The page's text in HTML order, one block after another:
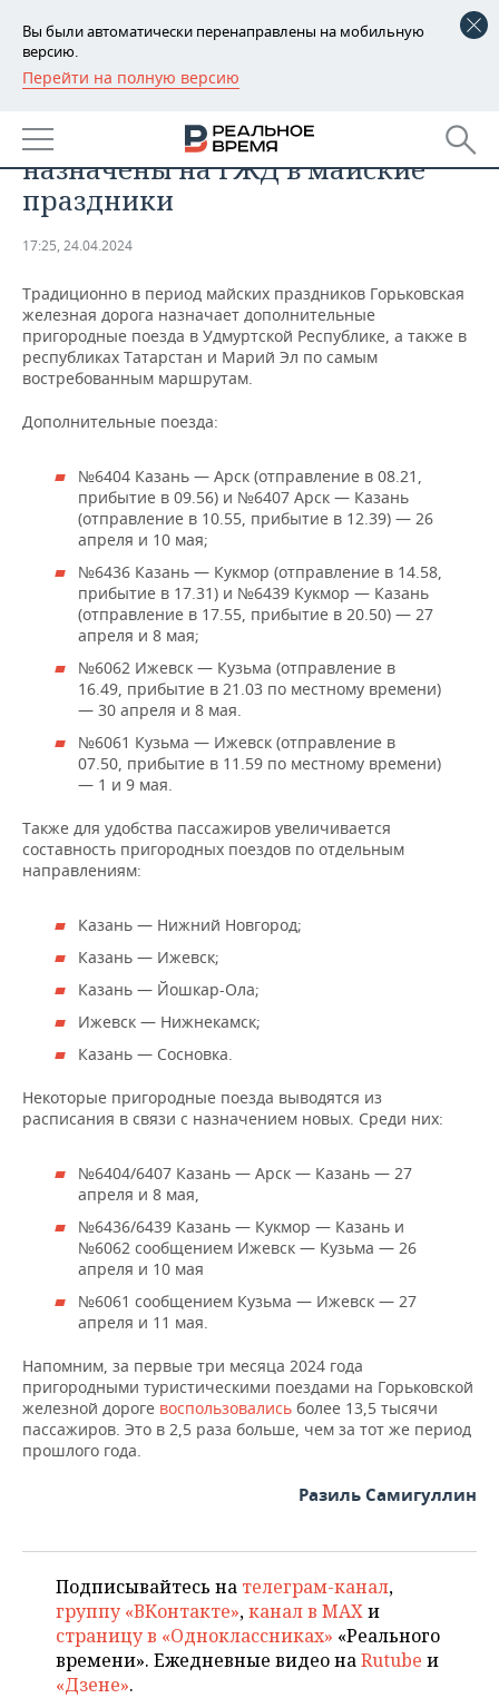
Вы были автоматически перенаправлены на мобильную
версию.
Перейти на полную версию
РЕГИОНЫ
БАШКОРТОСТАН
ТАТАРСТАН
НОВОСТИ
АНАЛИТИКА
ДЕКЛАРАЦИИ О ДОХОДАХ
КОРОЛИ ГОСЗАКАЗА ПФО
ВУЗЫ ТАТАРСТАНА
ТАТАРСТАНА
НОВОСТИ ЭКОНОМИКИ
ФИНАНСЫ
БАНКИ
ИНВЕСТИЦИИ
ПРОМЫШЛЕННОСТЬ
НОВОСТИ
ПРОМЫШЛЕННОСТИ
НЕФТЕХИМИЯ
ЭНЕРГЕТИКА
НЕДВИЖИМОСТЬ
НОВОСТИ НЕДВИЖИМОСТИ
АВТО
НОВОСТИ БИЗНЕСА
РОЗНИЧНАЯ ТОРГОВЛЯ
ТРАНСПОРТ
УСЛУГИ
ТЕХНОЛОГИИ
НОВОСТИ ТЕХНОЛОГИЙ
МЕДИА
ТЕЛЕКОММУНИКАЦИИ
МЕРОПРИЯТИЯ
НОВОСТИ МЕРОПРИЯТИЙ
ВЫЕЗДНАЯ РЕДАКЦИЯ
БИЗНЕС-БРАНЧИ
ONLINE-КОНФЕРЕНЦИИ
ОТКРЫТАЯ ЛЕКЦИЯ
СПОРТ
НОВОСТИ СПОРТА
ФУТБОЛ
ХОККЕЙ
БАСКЕТБОЛ
ВОЛЕЙБОЛ
ФИГУРНОЕ КАТАНИЕ
ВОДНЫЕ ВИДЫ СПОРТА
ХОККЕЙ С МЯЧОМ
ОБЩЕСТВО
НОВОСТИ ОБЩЕСТВА
ВЛАСТЬ
ИНФРАСТРУКТУРА
ИСТОРИЯ
МЕДИЦИНА
ОБРАЗОВАНИЕ
ПРОИСШЕСТВИЯ
ФОТОГАЛЕРЕЯ
СЮЖЕТЫ
СПРАВОЧНИК
СПИСОК ПЕРСОН
ПОЛНАЯ ВЕРСИЯ
Дополнительные поезда
назначены на ГЖД в майские
праздники
17:25, 24.04.2024
Традиционно в период майских праздников Горьковская
железная дорога назначает дополнительные
пригородные поезда в Удмуртской Республике, а также в
республиках Татарстан и Марий Эл по самым
востребованным маршрутам.
Дополнительные поезда:
№6404 Казань — Арск (отправление в 08.21,
прибытие в 09.56) и №6407 Арск — Казань
(отправление в 10.55, прибытие в 12.39) — 26
апреля и 10 мая;
№6436 Казань — Кукмор (отправление в 14.58,
прибытие в 17.31) и №6439 Кукмор — Казань
(отправление в 17.55, прибытие в 20.50) — 27
апреля и 8 мая;
№6062 Ижевск — Кузьма (отправление в
16.49, прибытие в 21.03 по местному времени)
— 30 апреля и 8 мая.
№6061 Кузьма — Ижевск (отправление в
07.50, прибытие в 11.59 по местному времени)
— 1 и 9 мая.
Также для удобства пассажиров увеличивается
составность пригородных поездов по отдельным
направлениям:
Казань — Нижний Новгород;
Казань — Ижевск;
Казань — Йошкар-Ола;
Ижевск — Нижнекамск;
Казань — Сосновка.
Некоторые пригородные поезда выводятся из
расписания в связи с назначением новых. Среди них:
№6404/6407 Казань — Арск — Казань — 27
апреля и 8 мая,
№6436/6439 Казань — Кукмор — Казань и
№6062 сообщением Ижевск — Кузьма — 26
апреля и 10 мая
№6061 сообщением Кузьма — Ижевск — 27
апреля и 11 мая.
Напомним, за первые три месяца 2024 года
пригородными туристическими поездами на Горьковской
железной дороге воспользовались более 13,5 тысячи
пассажиров. Это в 2,5 раза больше, чем за тот же период
прошлого года.
Разиль Самигуллин
Подписывайтесь на телеграм-канал,
группу «ВКонтакте»,канал в MAXи
страницу в «Одноклассниках» «Реального
времени». Ежедневные видео наRutube и
«Дзене».